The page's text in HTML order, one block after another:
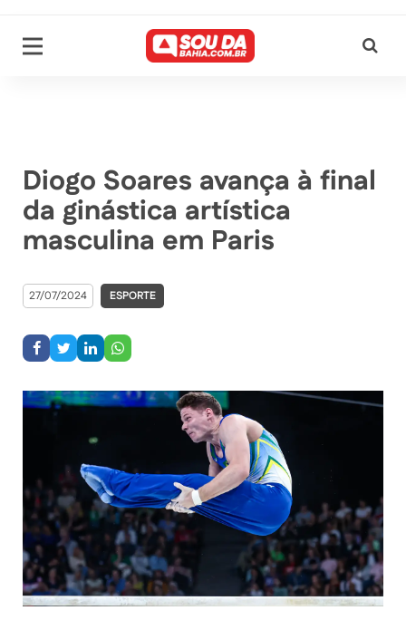
Diogo Soares avança à final
da ginástica artística
masculina em Paris
27/07/2024 ESPORTE